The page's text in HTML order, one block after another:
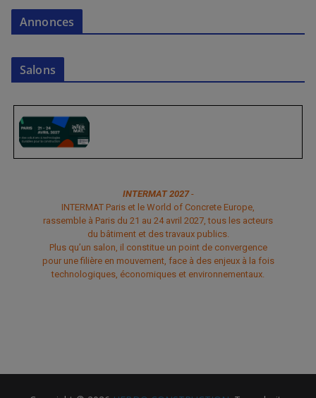
Annonces
Salons
INTERMAT 2027-
INTERMAT Paris et le World of Concrete Europe,
rassemble à Paris du 21 au 24 avril 2027, tous les acteurs
du bâtiment et des travaux publics.
Plus qu’un salon, il constitue un point de convergence
pour une filière en mouvement, face à des enjeux à la fois
technologiques, économiques et environnementaux.